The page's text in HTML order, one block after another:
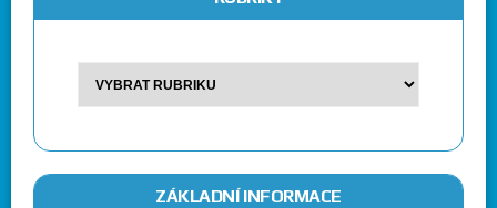
ZÁKLADNÍ INFORMACE